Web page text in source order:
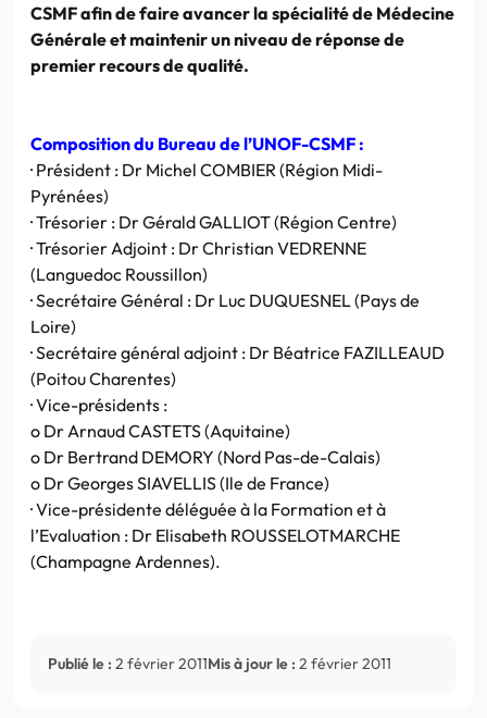
CSMF afin de faire avancer la spécialité de Médecine
Générale et maintenir un niveau de réponse de
premier recours de qualité.
Composition du Bureau de l’UNOF-CSMF :
· Président : Dr Michel COMBIER (Région Midi-
Pyrénées)
· Trésorier : Dr Gérald GALLIOT (Région Centre)
· Trésorier Adjoint : Dr Christian VEDRENNE
(Languedoc Roussillon)
· Secrétaire Général : Dr Luc DUQUESNEL (Pays de
Loire)
· Secrétaire général adjoint : Dr Béatrice FAZILLEAUD
(Poitou Charentes)
· Vice-présidents :
o Dr Arnaud CASTETS (Aquitaine)
o Dr Bertrand DEMORY (Nord Pas-de-Calais)
o Dr Georges SIAVELLIS (Ile de France)
· Vice-présidente déléguée à la Formation et à
l’Evaluation : Dr Elisabeth ROUSSELOTMARCHE
(Champagne Ardennes).
Publié le : 2 février 2011Mis à jour le : 2 février 2011